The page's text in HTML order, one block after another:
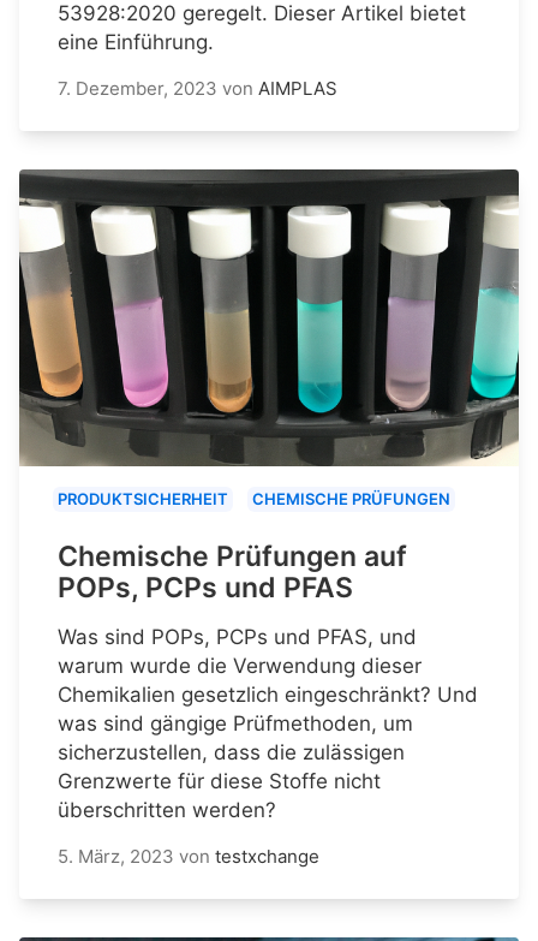
53928:2020 geregelt. Dieser Artikel bietet
eine Einführung.
7. Dezember, 2023 von AIMPLAS
PRODUKTSICHERHEIT CHEMISCHE PRÜFUNGEN
Chemische Prüfungen auf
POPs, PCPs und PFAS
Was sind POPs, PCPs und PFAS, und
warum wurde die Verwendung dieser
Chemikalien gesetzlich eingeschränkt? Und
was sind gängige Prüfmethoden, um
sicherzustellen, dass die zulässigen
Grenzwerte für diese Stoffe nicht
überschritten werden?
5. März, 2023 von testxchange